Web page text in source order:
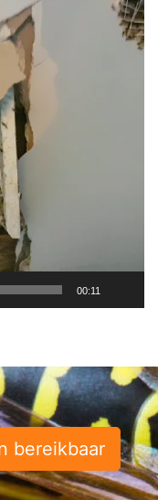
00:11
bereikbaar